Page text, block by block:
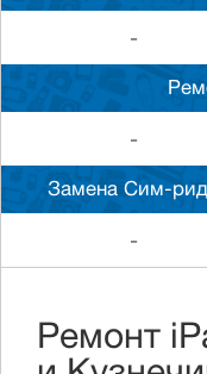
-
-
Замена Сим-
-
Ремонт